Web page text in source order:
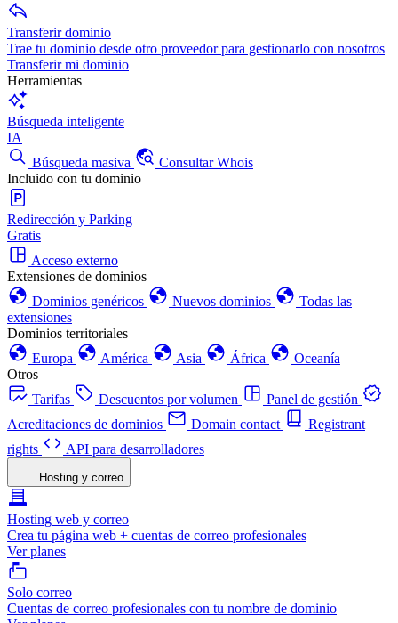
Transferir dominio
Trae tu dominio desde otro proveedor para gestionarlo con nosotros
Transferir mi dominio
Herramientas
Búsqueda inteligente
IA
Búsqueda masiva
Consultar Whois
Incluido con tu dominio
Redirección y Parking
Gratis
Acceso externo
Extensiones de dominios
Dominios genéricos
Nuevos dominios
Todas las
extensiones
Dominios territoriales
Europa
América Asia África
Oceanía
Otros
Tarifas
Descuentos por volumen
Panel de gestión
Acreditaciones de dominios
Domain contact
Registrant
rights
API para desarrolladores
Hosting y correo
Hosting web y correo
Crea tu página web + cuentas de correo profesionales
Ver planes
Solo correo
Cuentas de correo profesionales con tu nombre de dominio